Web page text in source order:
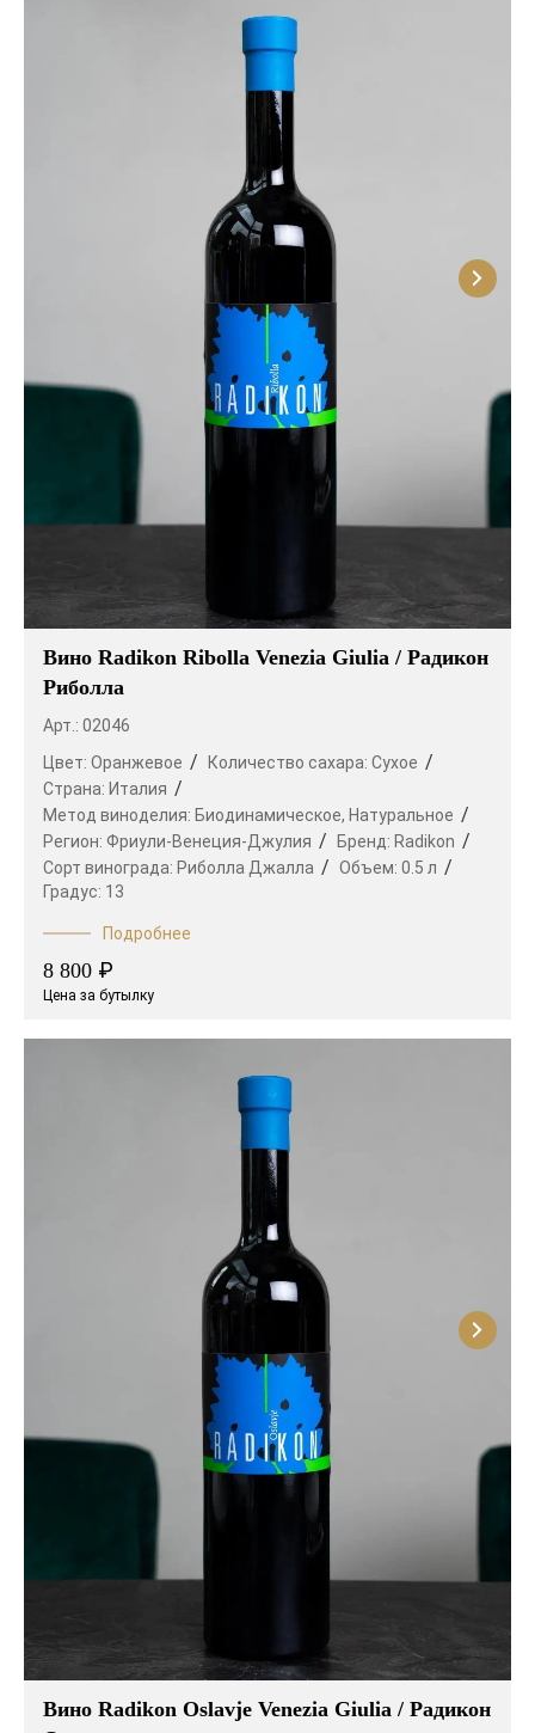
Вино Radikon Ribolla Venezia Giulia / Радикон
Риболла
Арт.: 02046
Цвет: Оранжевое Количество сахара: Сухое
Страна: Италия
Метод виноделия: Биодинамическое, Натуральное
Регион: Фриули-Венеция-Джулия Бренд: Radikon
Сорт винограда: Риболла Джалла Объем: 0.5 л
Градус: 13
Подробнее
8 800 ₽
Цена за бутылку
Вино Radikon Oslavje Venezia Giulia / Радикон